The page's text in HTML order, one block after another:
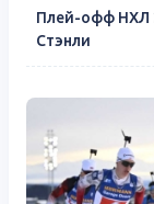
Плей-офф НХЛ
Стэнли